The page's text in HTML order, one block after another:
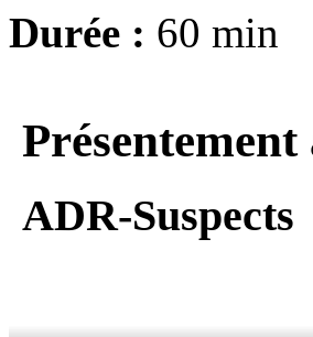
Durée : 60 min
ADR-Suspects